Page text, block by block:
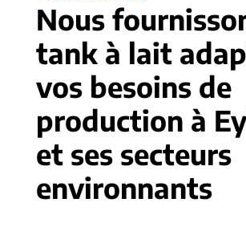
Nous
tank à lait
vos besoins de
production à
et ses secteurs
environnants